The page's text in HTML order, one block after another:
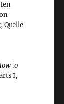
Quelle
to
I,